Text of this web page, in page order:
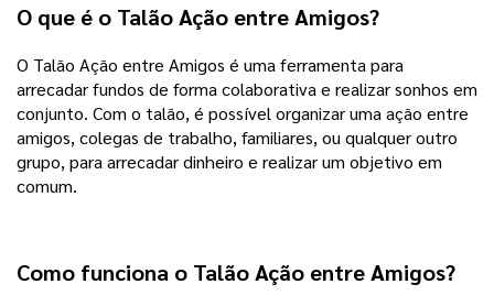
O que é o Talão Ação entre Amigos?
O Talão Ação entre Amigos é uma ferramenta para
arrecadar fundos de forma colaborativa e realizar sonhos em
conjunto. Com o talão, é possível organizar uma ação entre
amigos, colegas de trabalho, familiares, ou qualquer outro
grupo, para arrecadar dinheiro e realizar um objetivo em
comum.
Como funciona o Talão Ação entre Amigos?